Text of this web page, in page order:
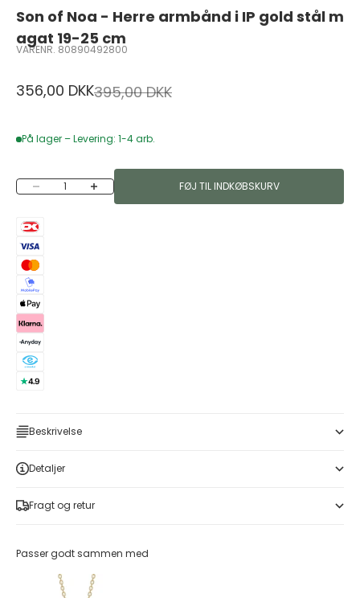
Son of Noa - Herre armbånd i IP gold stål m
agat 19-25 cm
VARENR. 80890492800
Salgspris
356,00 DKKNormalpris
395,00 DKK
På lager – Levering: 1-4 arb.
Sænk antal Øg antal FØJ TIL INDKØBSKURV
Beskrivelse
Detaljer
Fragt og retur
Passer godt sammen med